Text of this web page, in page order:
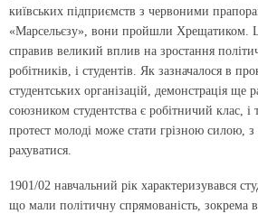
київських підприємств з червоними
«Марсельєзу», вони пройшли Хрещатиком.
справив великий вплив на зростання
робітників, і студентів. Як зазначалося в
студентських організацій, демонстрація
союзником студентства є робітничий клас, і
протест молоді може стати грізною силою,
рахуватися.
1901/02 навчальний рік характеризувався
що мали політичну спрямованість, зокрема